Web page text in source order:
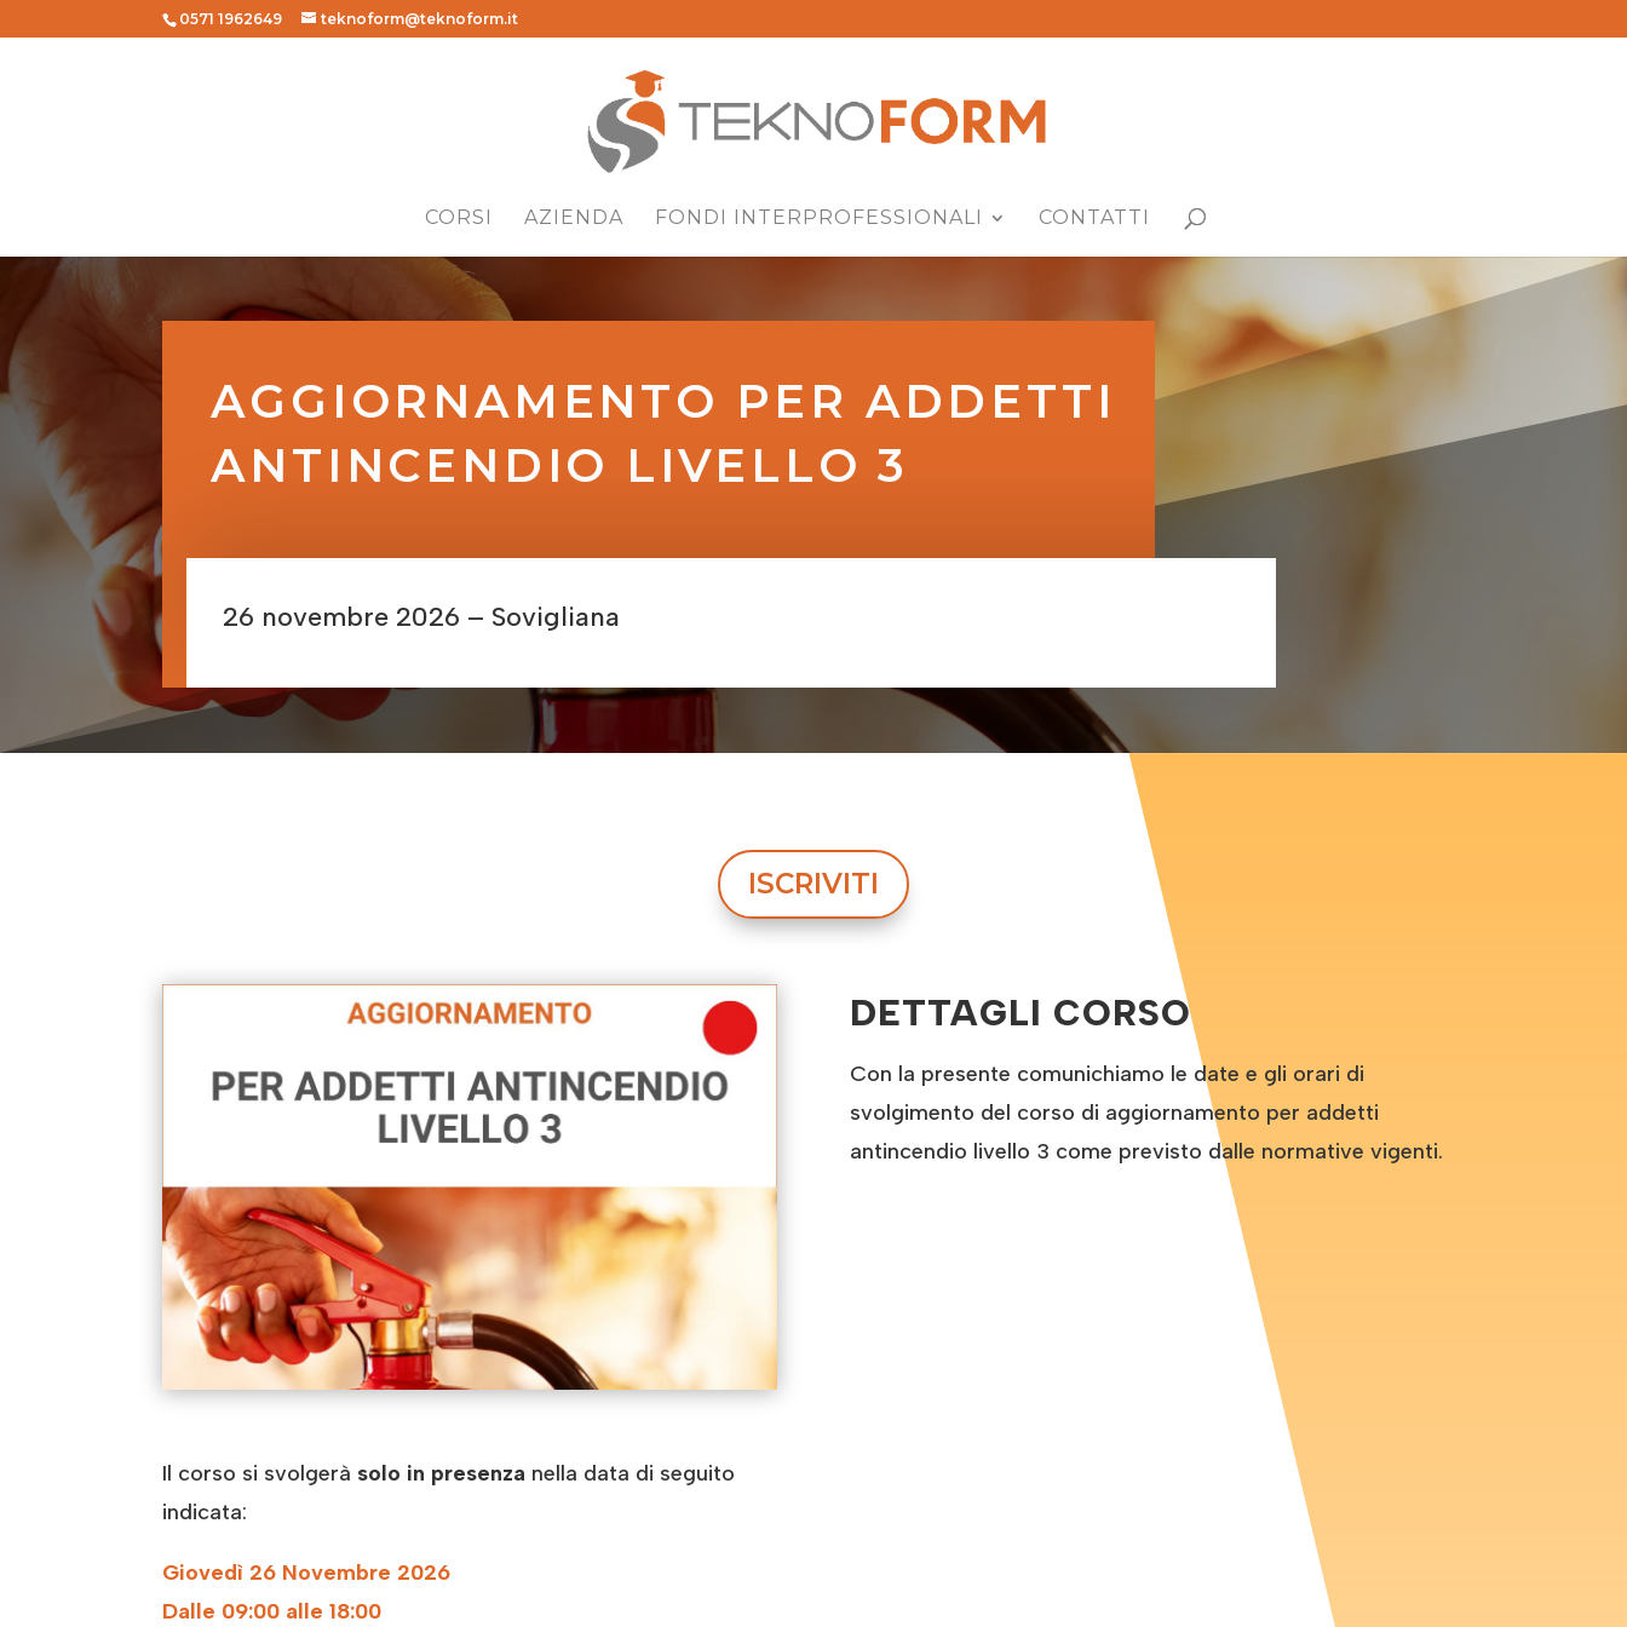
0571 1962649 teknoform@teknoform.it
CORSI AZIENDA FONDI INTERPROFESSIONALI CONTATTI
AGGIORNAMENTO PER ADDETTI
ANTINCENDIO LIVELLO 3
26 novembre 2026 – Sovigliana
ISCRIVITI
DETTAGLI CORSO
Con la presente comunichiamo le date e gli orari di
svolgimento del corso di aggiornamento per addetti
antincendio livello 3 come previsto dalle normative vigenti.
Il corso si svolgerà solo in presenza nella data di seguito
indicata:
Giovedì 26 Novembre 2026
Dalle 09:00 alle 18:00